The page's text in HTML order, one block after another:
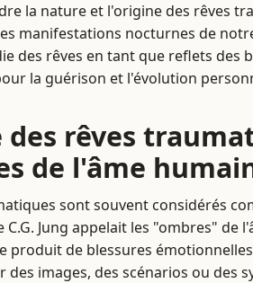
la nature et l'origine des rêves
manifestations nocturnes de
des rêves en tant que reflets des
la guérison et l'évolution
des rêves
de l'âme
sont souvent considérés
Jung appelait les "ombres" de
produit de blessures
des images, des scénarios ou des